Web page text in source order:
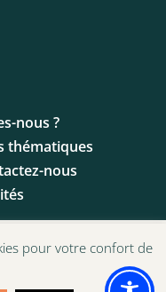
nous ?
thématiques
nous
de l'Enfant | Site
pour votre confort de